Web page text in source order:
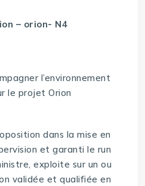
– orion- N4
l’environnement
le projet Orion
dans la mise en
et garanti le run
exploite sur un ou
validée et qualifiée en